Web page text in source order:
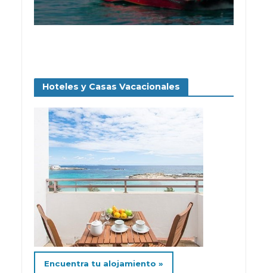
Hoteles y Casas Vacacionales
Encuentra tu alojamiento »